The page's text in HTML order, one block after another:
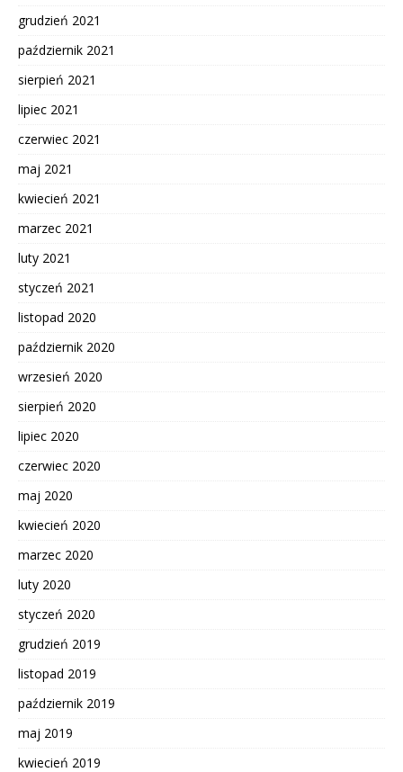
grudzień 2021
październik 2021
sierpień 2021
lipiec 2021
czerwiec 2021
maj 2021
kwiecień 2021
marzec 2021
luty 2021
styczeń 2021
listopad 2020
październik 2020
wrzesień 2020
sierpień 2020
lipiec 2020
czerwiec 2020
maj 2020
kwiecień 2020
marzec 2020
luty 2020
styczeń 2020
grudzień 2019
listopad 2019
październik 2019
maj 2019
kwiecień 2019